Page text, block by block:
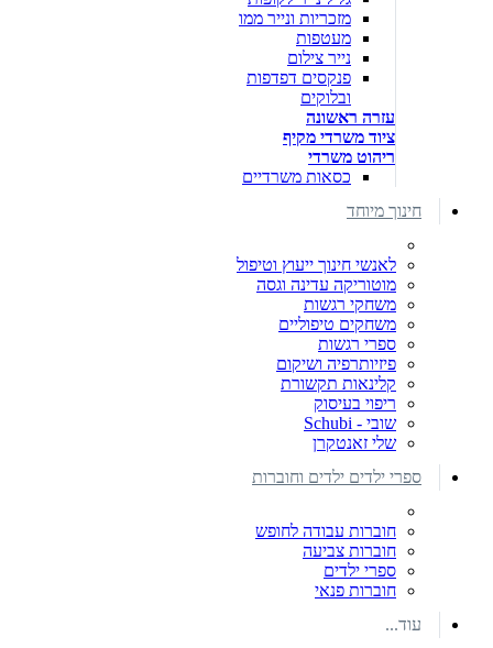
מזכריות ונייר ממו
מעטפות
נייר צילום
פנקסים דפדפות
ובלוקים
עזרה ראשונה
ציוד משרדי מקיף
ריהוט משרדי
כסאות משרדיים
חינוך מיוחד
לאנשי חינוך ייעוץ וטיפול
מוטוריקה עדינה וגסה
משחקי רגשות
משחקים טיפוליים
ספרי רגשות
פיזיותרפיה ושיקום
קלינאות תקשורת
ריפוי בעיסוק
שובי - Schubi
שלי זאנטקרן
ספרי ילדים ילדים וחוברות
חוברות עבודה לחופש
חוברות צביעה
ספרי ילדים
חוברות פנאי
עוד...